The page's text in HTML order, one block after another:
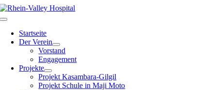
Zum
Inhalt
Toggle
NavigationStartseite
Der Verein
Vorstand
Engagement
Projekte
Projekt Kasambara-Gilgil
Projekt Schule in Maji Moto